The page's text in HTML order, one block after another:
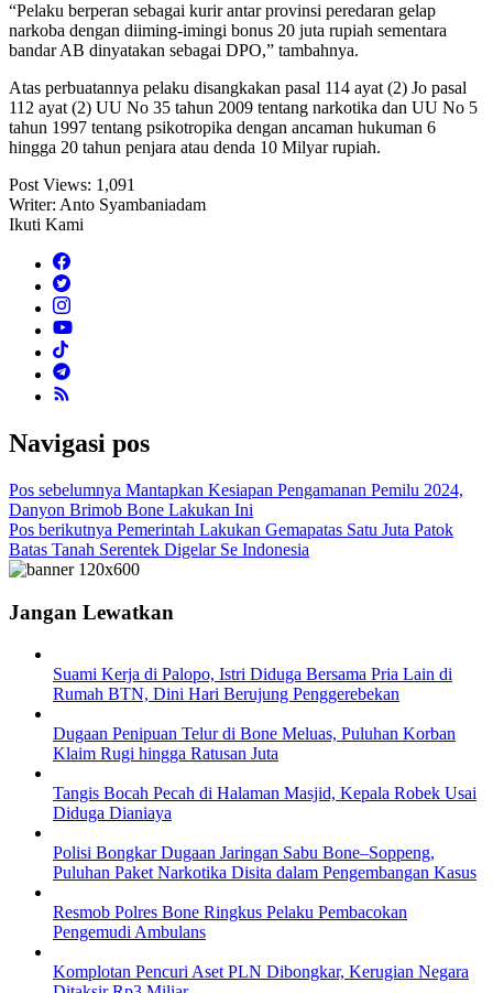
“Pelaku berperan sebagai kurir antar provinsi peredaran gelap
narkoba dengan diiming-imingi bonus 20 juta rupiah sementara
bandar AB dinyatakan sebagai DPO,” tambahnya.
Atas perbuatannya pelaku disangkakan pasal 114 ayat (2) Jo pasal
112 ayat (2) UU No 35 tahun 2009 tentang narkotika dan UU No 5
tahun 1997 tentang psikotropika dengan ancaman hukuman 6
hingga 20 tahun penjara atau denda 10 Milyar rupiah.
Post Views: 1,091
Writer: Anto Syambaniadam
Ikuti Kami
Navigasi pos
Pos sebelumnya Mantapkan Kesiapan Pengamanan Pemilu 2024,
Danyon Brimob Bone Lakukan Ini
Pos berikutnya Pemerintah Lakukan Gemapatas Satu Juta Patok
Batas Tanah Serentek Digelar Se Indonesia
Jangan Lewatkan
Suami Kerja di Palopo, Istri Diduga Bersama Pria Lain di
Rumah BTN, Dini Hari Berujung Penggerebekan
Dugaan Penipuan Telur di Bone Meluas, Puluhan Korban
Klaim Rugi hingga Ratusan Juta
Tangis Bocah Pecah di Halaman Masjid, Kepala Robek Usai
Diduga Dianiaya
Polisi Bongkar Dugaan Jaringan Sabu Bone–Soppeng,
Puluhan Paket Narkotika Disita dalam Pengembangan Kasus
Resmob Polres Bone Ringkus Pelaku Pembacokan
Pengemudi Ambulans
Komplotan Pencuri Aset PLN Dibongkar, Kerugian Negara